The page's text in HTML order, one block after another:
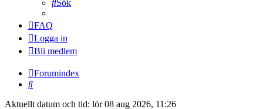
Sök
FAQ
Logga in
Bli medlem
Forumindex
Sök
Aktuellt datum och tid: lör 08 aug 2026, 11:26